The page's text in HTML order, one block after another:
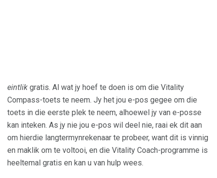
eintlik gratis. Al wat jy hoef te doen is om die Vitality
Compass-toets te neem. Jy het jou e-pos gegee om die
toets in die eerste plek te neem, alhoewel jy van e-posse
kan inteken. As jy nie jou e-pos wil deel nie, raai ek dit aan
om hierdie langtermynrekenaar te probeer, want dit is vinnig
en maklik om te voltooi, en die Vitality Coach-programme is
heeltemal gratis en kan u van hulp wees.